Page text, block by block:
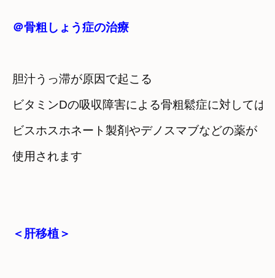
＠骨粗しょう症の治療
胆汁うっ滞が原因で起こる
ビタミンDの吸収障害による骨粗鬆症に対しては
ビスホスホネート製剤やデノスマブなどの薬が
使用されます
＜肝移植＞